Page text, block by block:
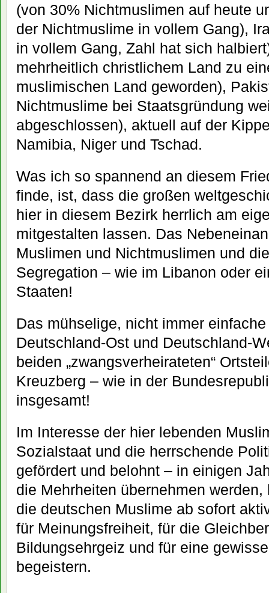
(von 30% Nichtmuslimen auf heute
der Nichtmuslime in vollem Gang),
in vollem Gang, Zahl hat sich
mehrheitlich christlichem Land zu
muslimischen Land geworden),
Nichtmuslime bei Staatsgründung
abgeschlossen), aktuell auf der
Namibia, Niger und Tschad.
Was ich so spannend an diesem
finde, ist, dass die großen
hier in diesem Bezirk herrlich am
mitgestalten lassen. Das
Muslimen und Nichtmuslimen und
Segregation – wie im Libanon oder
Staaten!
Das mühselige, nicht immer
Deutschland-Ost und Deutschland-
beiden „zwangsverheirateten“
Kreuzberg – wie in der
insgesamt!
Im Interesse der hier lebenden
Sozialstaat und die herrschende
gefördert und belohnt – in einigen
die Mehrheiten übernehmen
die deutschen Muslime ab sofort
für Meinungsfreiheit, für die
Bildungsehrgeiz und für eine
begeistern.